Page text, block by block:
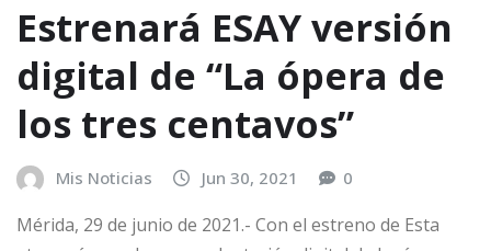
Estrenará ESAY versión
digital de “La ópera de
los tres centavos”
Mis Noticias Jun 30, 2021 0
Mérida, 29 de junio de 2021.- Con el estreno de Esta